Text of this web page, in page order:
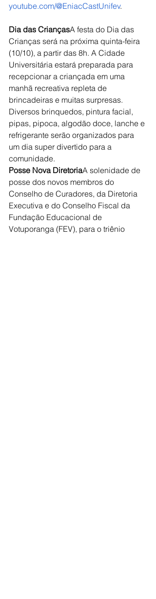
youtube.com/@EniacCastUnifev.
Dia das CriançasA festa do Dia das
Crianças será na próxima quinta-feira
(10/10), a partir das 8h. A Cidade
Universitária estará preparada para
recepcionar a criançada em uma
manhã recreativa repleta de
brincadeiras e muitas surpresas.
Diversos brinquedos, pintura facial,
pipas, pipoca, algodão doce, lanche e
refrigerante serão organizados para
um dia super divertido para a
comunidade.
Posse Nova DiretoriaA solenidade de
posse dos novos membros do
Conselho de Curadores, da Diretoria
Executiva e do Conselho Fiscal da
Fundação Educacional de
Votuporanga (FEV), para o triênio